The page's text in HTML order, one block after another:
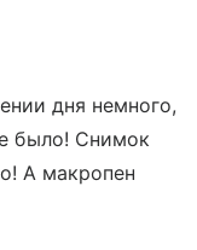
дня немного,
было! Снимок
А макропен